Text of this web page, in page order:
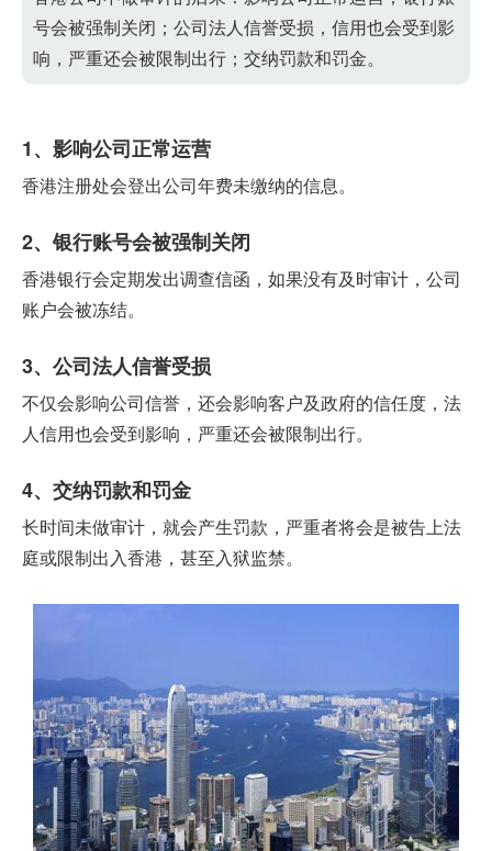
号会被强制关闭；公司法人信誉受损，信用也会受到影
响，严重还会被限制出行；交纳罚款和罚金。
1、影响公司正常运营
香港注册处会登出公司年费未缴纳的信息。
2、银行账号会被强制关闭
香港银行会定期发出调查信函，如果没有及时审计，公司
账户会被冻结。
3、公司法人信誉受损
不仅会影响公司信誉，还会影响客户及政府的信任度，法
人信用也会受到影响，严重还会被限制出行。
4、交纳罚款和罚金
长时间未做审计，就会产生罚款，严重者将会是被告上法
庭或限制出入香港，甚至入狱监禁。